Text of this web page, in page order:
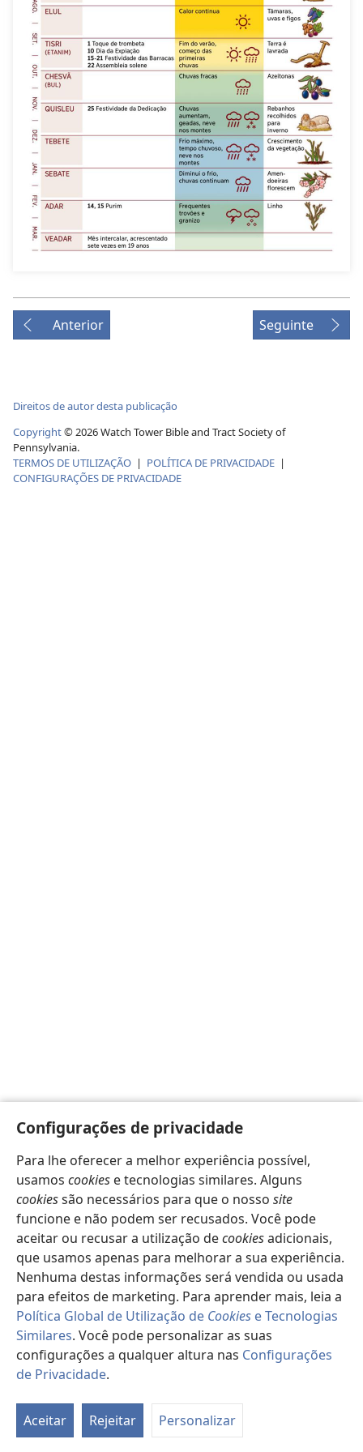
Configurações de privacidade
Para lhe oferecer a melhor experiência possível,
usamos cookies e tecnologias similares. Alguns
cookiessão necessários para que o nosso site
funcione e não podem ser recusados. Você pode
aceitar ou recusar a utilização decookiesadicionais,
que usamos apenas para melhorar a sua experiência.
Nenhuma destas informações será vendida ou usada
para efeitos de marketing. Para aprender mais, leia a
Política Global de Utilização de Cookies e Tecnologias
Similares. Você pode personalizar as suas
configurações a qualquer altura nas Configurações
de Privacidade.
Aceitar Rejeitar Personalizar
Anterior Seguinte
Direitos de autor desta publicação
Copyright© 2026 Watch Tower Bible and Tract Society of
Pennsylvania.
TERMOS DE UTILIZAÇÃO | POLÍTICA DE PRIVACIDADE |
CONFIGURAÇÕES DE PRIVACIDADE